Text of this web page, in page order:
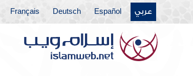
عربي Español
Deutsch
Français
كتاب فضائل القرآن
كتاب البيوع
كتاب الجهاد